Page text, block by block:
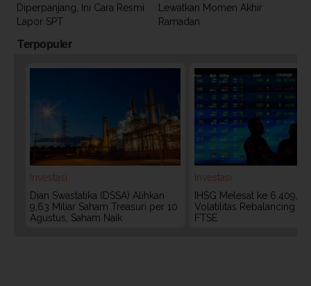
Diperpanjang, Ini Cara Resmi
Lapor SPT
Lewatkan Momen Akhir
Ramadan
Terpopuler
Investasi
Dian Swastatika (DSSA) Alihkan
9,63 Miliar Saham Treasuri per 10
Agustus, Saham Naik
Investasi
IHSG Melesat ke 6.409,
Volatilitas Rebalancing
FTSE